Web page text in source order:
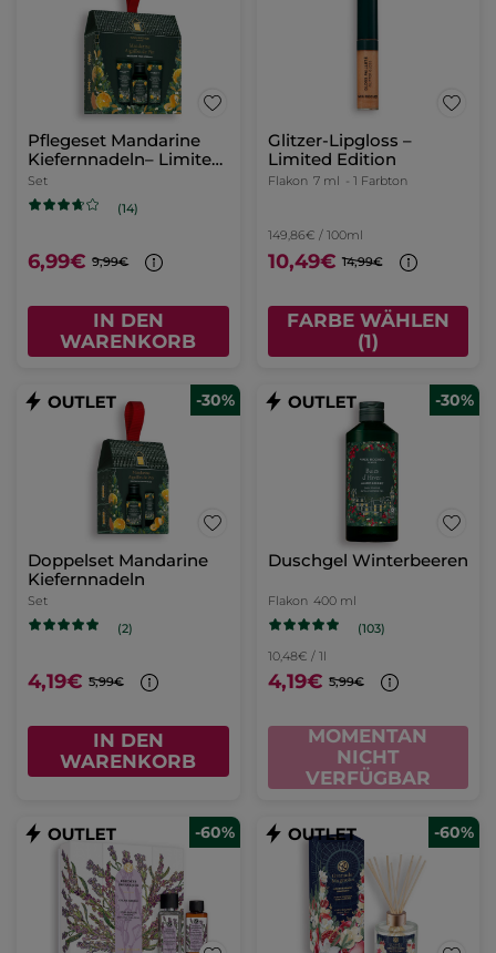
Pflegeset Mandarine
Kiefernnadeln– Limited
Edition
Set
(14)
6,99€ 9,99€
IN DEN
WARENKORB
Glitzer-Lipgloss –
Limited Edition
Flakon 7 ml - 1 Farbton
149,86€ / 100ml
10,49€ 14,99€
FARBE WÄHLEN
(1)
-30%
Doppelset Mandarine
Kiefernnadeln
Set
(2)
4,19€ 5,99€
IN DEN
WARENKORB
-30%
Duschgel Winterbeeren
Flakon 400 ml
(103)
10,48€ / 1l
4,19€ 5,99€
MOMENTAN
NICHT
VERFÜGBAR
-60% -60%